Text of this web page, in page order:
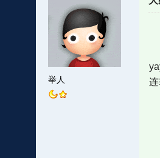
举人